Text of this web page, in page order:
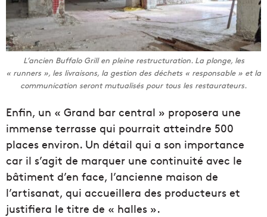
L’ancien Buffalo Grill en pleine restructuration. La plonge, les
« runners », les livraisons, la gestion des déchets « responsable» et la
communication seront mutualisés pour tous les restaurateurs.
Enfin, un « Grand bar central » proposera une
immense terrasse qui pourrait atteindre 500
places environ. Un détail qui a son importance
car il s’agit de marquer une continuité avec le
bâtiment d’en face, l’ancienne maison de
l’artisanat, qui accueillera des producteurs et
justifiera le titre de « halles ».